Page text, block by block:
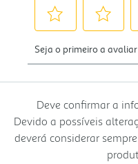
Deve confirmar a
Devido a possíveis
deverá considerar